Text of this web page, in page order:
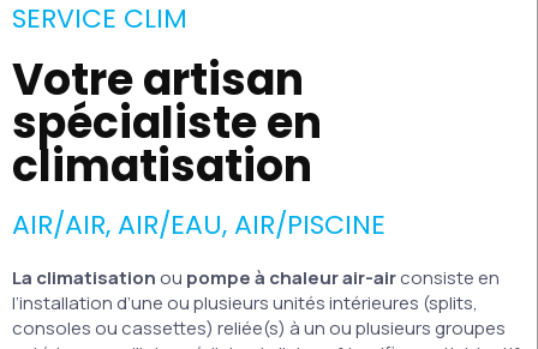
SERVICE CLIM
Votre artisan
spécialiste en
climatisation
AIR/AIR, AIR/EAU, AIR/PISCINE
La climatisation ou pompe à chaleur air-airconsiste en
l’installation d’une ou plusieurs unités intérieures (splits,
consoles ou cassettes) reliée(s) à un ou plusieurs groupes